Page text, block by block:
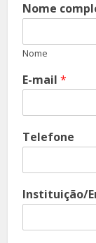
Nome
Nome
E-mail*
Telefone
Instituição/